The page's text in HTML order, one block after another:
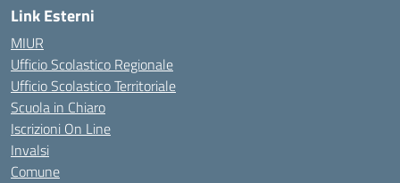
Link Esterni
MIUR
Ufficio Scolastico Regionale
Ufficio Scolastico Territoriale
Scuola in Chiaro
Iscrizioni On Line
Invalsi
Comune